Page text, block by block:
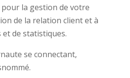
la gestion de votre
de la relation client et à
et de statistiques.
se connectant,